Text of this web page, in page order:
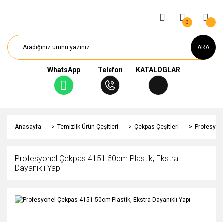
ARA
WhatsApp Telefon KATALOGLAR
0
Anasayfa Temizlik Ürün Çeşitleri Çekpas Çeşitleri
Profesyonel Çekpas 4151 50cm Plastik, Ekstra
Dayanıklı Yapı